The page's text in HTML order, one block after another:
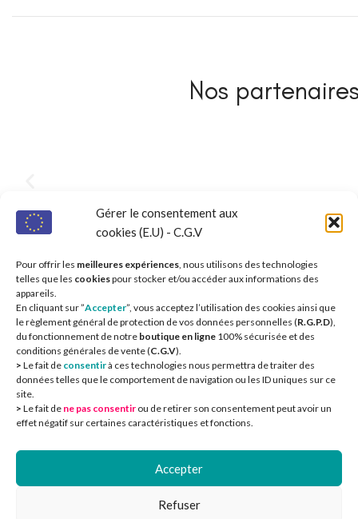
Gérer le consentement aux
cookies (E.U) - C.G.V
Pour offrir les meilleures expériences, nous utilisons des technologies
telles que les cookiespour stocker et/ou accéder aux informations des
appareils.
En cliquant sur ”Accepter”, vous acceptez l’utilisation des cookies ainsi que
le règlement général de protection de vos données personnelles (R.G.P.D),
du fonctionnement de notre boutique en ligne 100% sécurisée et des
conditions générales de vente (C.G.V).
> Le fait de consentirà ces technologies nous permettra de traiter des
données telles que le comportement de navigation ou les ID uniques sur ce
site.
> Le fait de ne pas consentir ou de retirer son consentement peut avoir un
effet négatif sur certaines caractéristiques et fonctions.
Accepter
Refuser
Nos